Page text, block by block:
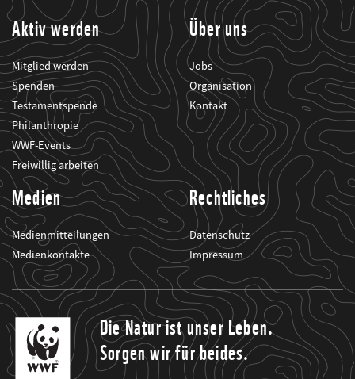
Aktiv werden
Mitglied werden
Spenden
Testamentspende
Philanthropie
WWF-Events
Freiwillig arbeiten
Über uns
Jobs
Organisation
Kontakt
Medien
Medienmitteilungen
Medienkontakte
Rechtliches
Datenschutz
Impressum
Die Natur ist unser Leben.
Sorgen wir für beides.